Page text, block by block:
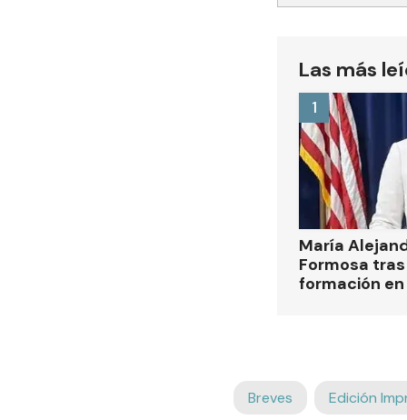
Las más
María
Formosa
formación
1
Breves Edición